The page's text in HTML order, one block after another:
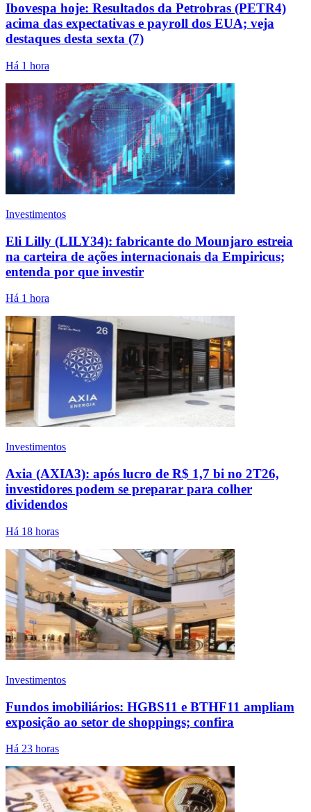
Ibovespa hoje: Resultados da Petrobras (PETR4)
acima das expectativas e payroll dos EUA; veja
destaques desta sexta (7)
Há 1 hora
Investimentos
Eli Lilly (LILY34): fabricante do Mounjaro estreia
na carteira de ações internacionais da Empiricus;
entenda por que investir
Há 1 hora
Investimentos
Axia (AXIA3): após lucro de R$ 1,7 bi no 2T26,
investidores podem se preparar para colher
dividendos
Há 18 horas
Investimentos
Fundos imobiliários: HGBS11 e BTHF11 ampliam
exposição ao setor de shoppings; confira
Há 23 horas